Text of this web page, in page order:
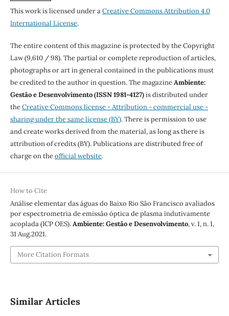
This work is licensed under aCreative Commons Attribution 4.0
International License.
The entire content of this magazine is protected by the Copyright
Law (9,610 / 98). The partial or complete reproduction of articles,
photographs or art in general contained in the publications must
be credited to the author in question. The magazineAmbiente:
Gestão e Desenvolvimento (ISSN 1981-4127)is distributed under
theCreative Commons license - Attribution - commercial use -
sharing under the same license (BY). There is permission to use
and create works derived from the material, as long as there is
attribution of credits (BY). Publications are distributed free of
charge on theofficial website.
How to Cite
Análise elementar das águas do Baixo Rio São Francisco avaliados
por espectrometria de emissão óptica de plasma indutivamente
acoplada (ICP OES).Ambiente: Gestão e Desenvolvimento, v. 1, n. 1,
31 Aug.2021.
More Citation Formats
Similar Articles